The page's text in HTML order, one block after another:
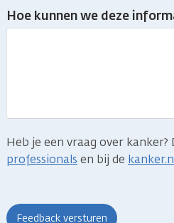
Heb
je
Hoe kunnen we deze
Heb je een vraag over
professionals en bij de